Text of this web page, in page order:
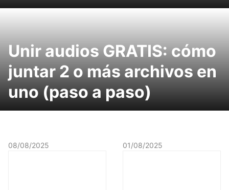
Unir audios GRATIS: cómo
juntar 2 o más archivos en
uno (paso a paso)
08/08/2025 01/08/2025